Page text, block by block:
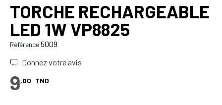
TORCHE RECHARGEABLE
LED 1W VP8825
Référence5009
Donnez votre avis
9,00 TND